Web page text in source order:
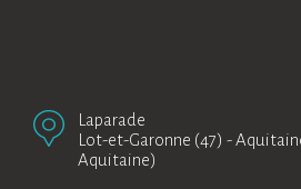
Laparade
Lot-et-Garonne (47) -
Aquitaine)